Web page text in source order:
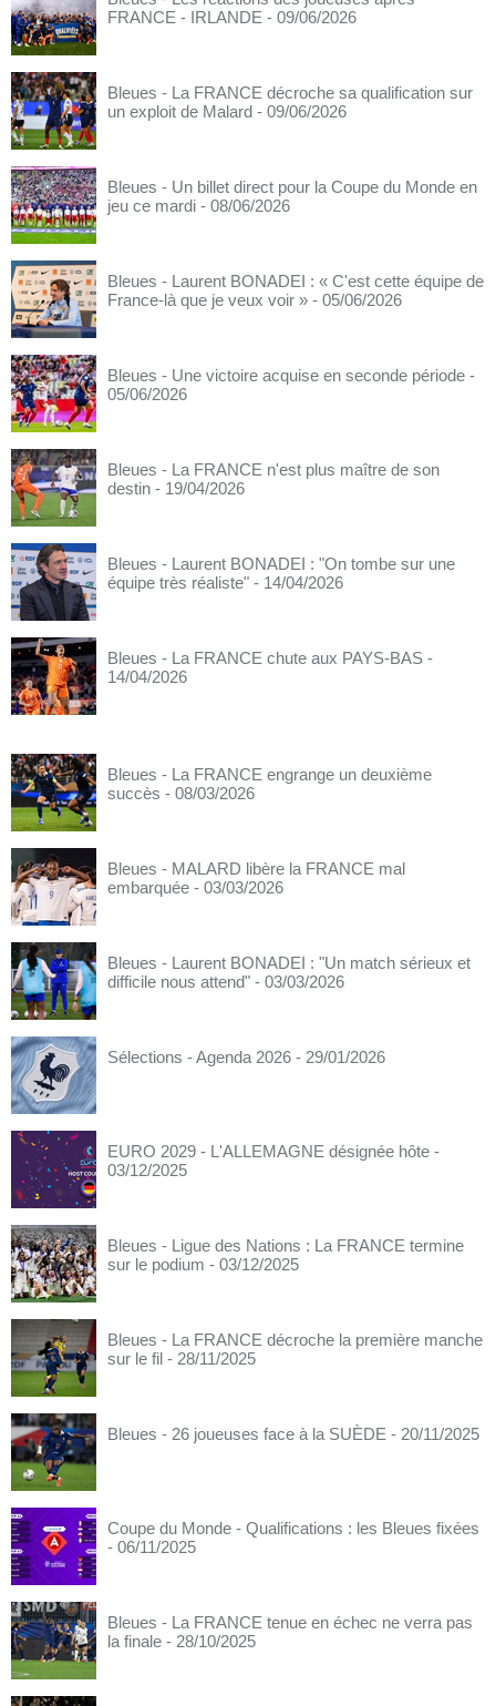
FRANCE - IRLANDE - 09/06/2026
Bleues - La FRANCE décroche sa qualification sur
un exploit de Malard - 09/06/2026
Bleues - Un billet direct pour la Coupe du Monde en
jeu ce mardi - 08/06/2026
Bleues - Laurent BONADEI : « C'est cette équipe de
France-là que je veux voir » - 05/06/2026
Bleues - Une victoire acquise en seconde période -
05/06/2026
Bleues - La FRANCE n'est plus maître de son
destin - 19/04/2026
Bleues - Laurent BONADEI : "On tombe sur une
équipe très réaliste" - 14/04/2026
Bleues - La FRANCE chute aux PAYS-BAS -
14/04/2026
Bleues - La FRANCE engrange un deuxième
succès - 08/03/2026
Bleues - MALARD libère la FRANCE mal
embarquée - 03/03/2026
Bleues - Laurent BONADEI : "Un match sérieux et
difficile nous attend" - 03/03/2026
Sélections - Agenda 2026 - 29/01/2026
EURO 2029 - L'ALLEMAGNE désignée hôte -
03/12/2025
Bleues - Ligue des Nations : La FRANCE termine
sur le podium - 03/12/2025
Bleues - La FRANCE décroche la première manche
sur le fil - 28/11/2025
Bleues - 26 joueuses face à la SUÈDE - 20/11/2025
Coupe du Monde - Qualifications : les Bleues fixées
- 06/11/2025
Bleues - La FRANCE tenue en échec ne verra pas
la finale - 28/10/2025